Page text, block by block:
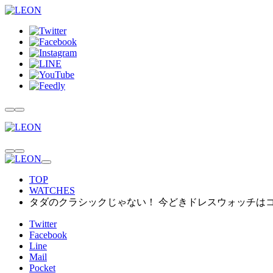
TOP
WATCHES
タダのクラシックじゃない！ 今どきドレスウォッチは
Twitter
Facebook
Line
Mail
Pocket